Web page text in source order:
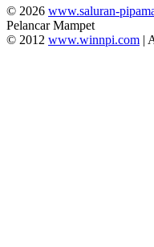
© 2026 www.saluran-
Pelancar Mampet
© 2012 www.winnpi.com |